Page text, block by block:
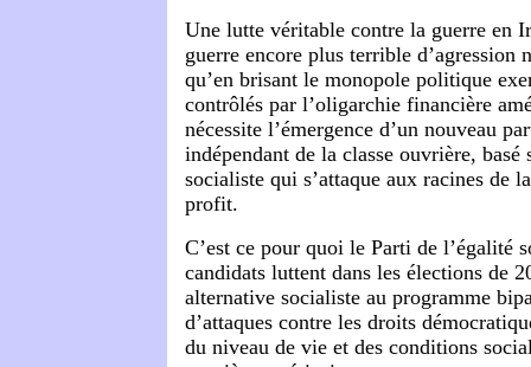
Une lutte véritable contre la guerre en
guerre encore plus terrible d’agression
qu’en brisant le monopole politique
contrôlés par l’oligarchie financière
nécessite l’émergence d’un nouveau
indépendant de la classe ouvrière, basé
socialiste qui s’attaque aux racines de
profit.
C’est ce pour quoi le Parti de l’égalité
candidats luttent dans les élections de
alternative socialiste au programme
d’attaques contre les droits
du niveau de vie et des conditions